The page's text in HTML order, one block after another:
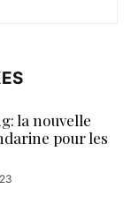
la nouvelle
pour les